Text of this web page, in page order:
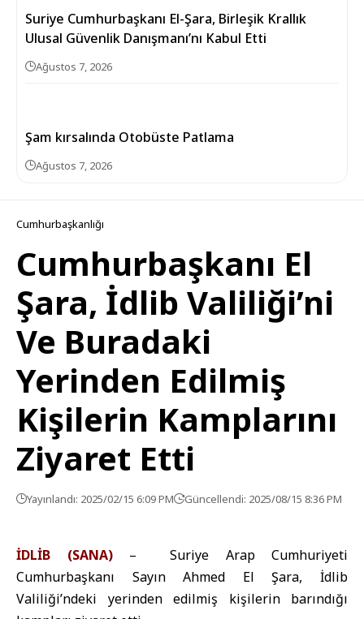
Suriye Cumhurbaşkanı El-Şara, Birleşik Krallık
Ulusal Güvenlik Danışmanı’nı Kabul Etti
Ağustos 7, 2026
Şam kırsalında Otobüste Patlama
Ağustos 7, 2026
Cumhurbaşkanlığı
Cumhurbaşkanı El
Şara, İdlib Valiliği’ni
Ve Buradaki
Yerinden Edilmiş
Kişilerin Kamplarını
Ziyaret Etti
Yayınlandı: 2025/02/15 6:09 PM Güncellendi: 2025/08/15 8:36 PM
İDLİB (SANA) – Suriye Arap Cumhuriyeti
Cumhurbaşkanı Sayın Ahmed El Şara, İdlib
Valiliği’ndeki yerinden edilmiş kişilerin barındığı